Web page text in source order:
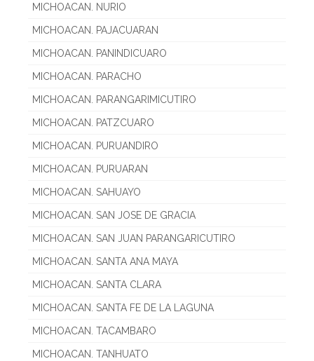
MICHOACAN. NURIO
MICHOACAN. PAJACUARAN
MICHOACAN. PANINDICUARO
MICHOACAN. PARACHO
MICHOACAN. PARANGARIMICUTIRO
MICHOACAN. PATZCUARO
MICHOACAN. PURUANDIRO
MICHOACAN. PURUARAN
MICHOACAN. SAHUAYO
MICHOACAN. SAN JOSE DE GRACIA
MICHOACAN. SAN JUAN PARANGARICUTIRO
MICHOACAN. SANTA ANA MAYA
MICHOACAN. SANTA CLARA
MICHOACAN. SANTA FE DE LA LAGUNA
MICHOACAN. TACAMBARO
MICHOACAN. TANHUATO